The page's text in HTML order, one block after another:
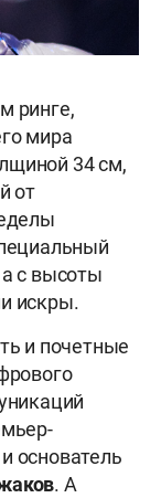
ринге,
мира
34 см,
от
с высоты
искры.
и почетные
и основатель
. А